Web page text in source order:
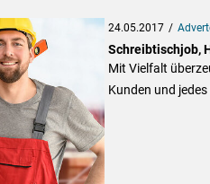
24.05.2017
Schreibtischjob,
Mit Vielfalt
Kunden und